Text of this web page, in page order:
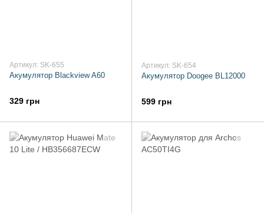
Артикул: SK-655
Акумулятор Blackview A60
329 грн
Артикул: SK-654
Акумулятор Doogee BL12000
599 грн